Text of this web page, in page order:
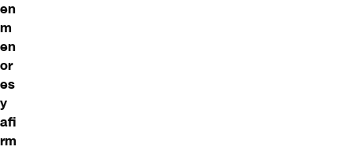
en
m
en
or
es
y
afi
rm